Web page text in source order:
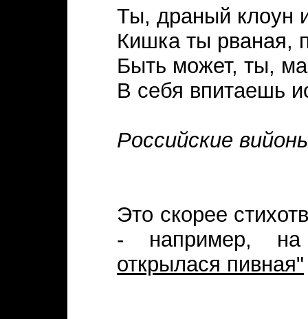
Ты, драный клоун
Кишка ты рваная,
Быть может, ты,
В себя впитаешь
Российские
Это скорее
- например,
открылася пивная"